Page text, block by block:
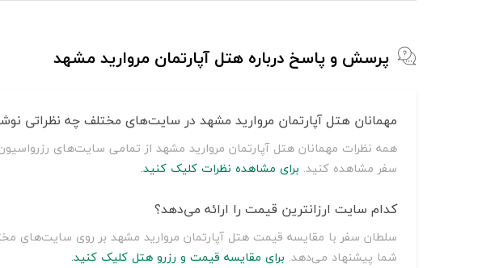
پرسش و پاسخ درباره هتل آپارتمان مروارید مشهد
مهمانان هتل آپارتمان مروارید مشهد در سایت‌های مختلف چه نظراتی
همه نظرات مهمانان هتل آپارتمان مروارید مشهد از تمامی سایت‌های
سفر مشاهده کنید. برای مشاهده نظرات کلیک کنید.
کدام سایت ارزانترین قیمت را ارائه می‌دهد؟
شما پیشنهاد می‌دهد. برای مقایسه قیمت و رزرو هتل کلیک کنید.